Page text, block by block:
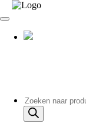
Producten
zoeken